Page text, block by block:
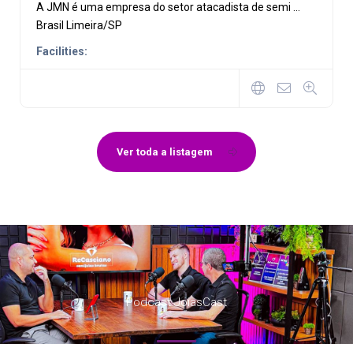
A JMN é uma empresa do setor atacadista de semi ...
Brasil Limeira/SP
Facilities:
Ver toda a listagem
Podcast JoiasCast